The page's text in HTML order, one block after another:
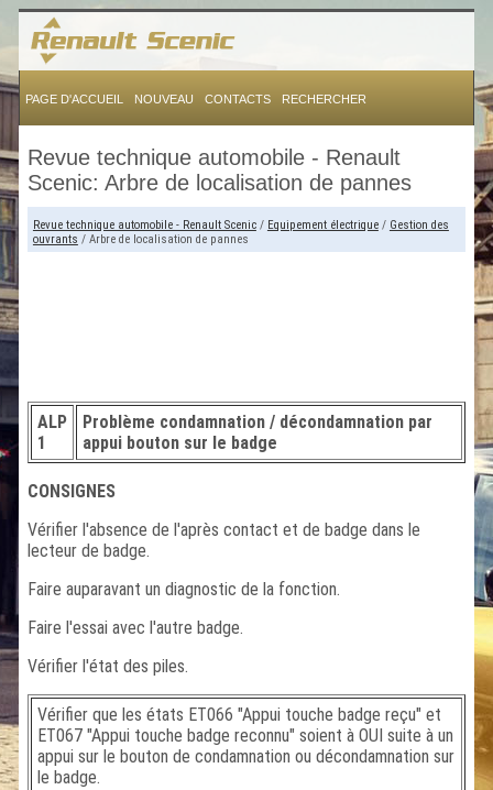
PAGE D'ACCUEIL NOUVEAU CONTACTS RECHERCHER
Revue technique automobile - Renault
Scenic: Arbre de localisation de pannes
Revue technique automobile - Renault Scenic/ Equipement électrique/ Gestion des
ouvrants / Arbre de localisation de pannes
ALP
1
Problème condamnation / décondamnation par
appui bouton sur le badge
CONSIGNES
Vérifier l'absence de l'après contact et de badge dans le
lecteur de badge.
Faire auparavant un diagnostic de la fonction.
Faire l'essai avec l'autre badge.
Vérifier l'état des piles.
Vérifier que les états ET066 "Appui touche badge reçu" et
ET067 "Appui touche badge reconnu" soient à OUI suite à un
appui sur le bouton de condamnation ou décondamnation sur
le badge.